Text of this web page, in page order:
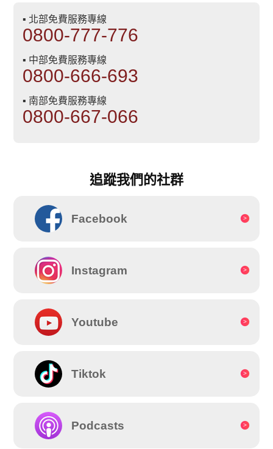
▪ 北部免費服務專線
0800-777-776
▪ 中部免費服務專線
0800-666-693
▪ 南部免費服務專線
0800-667-066
追蹤我們的社群
Facebook
Instagram
Youtube
Tiktok
Podcasts